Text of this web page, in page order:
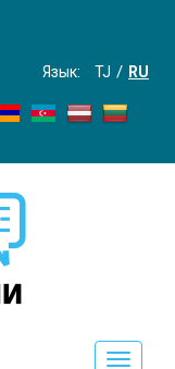
Язык: TJ RU
Toggle